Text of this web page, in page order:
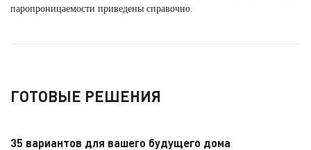
паропроницаемости приведены справочно.
ГОТОВЫЕ РЕШЕНИЯ
35 вариантов для вашего будущего дома